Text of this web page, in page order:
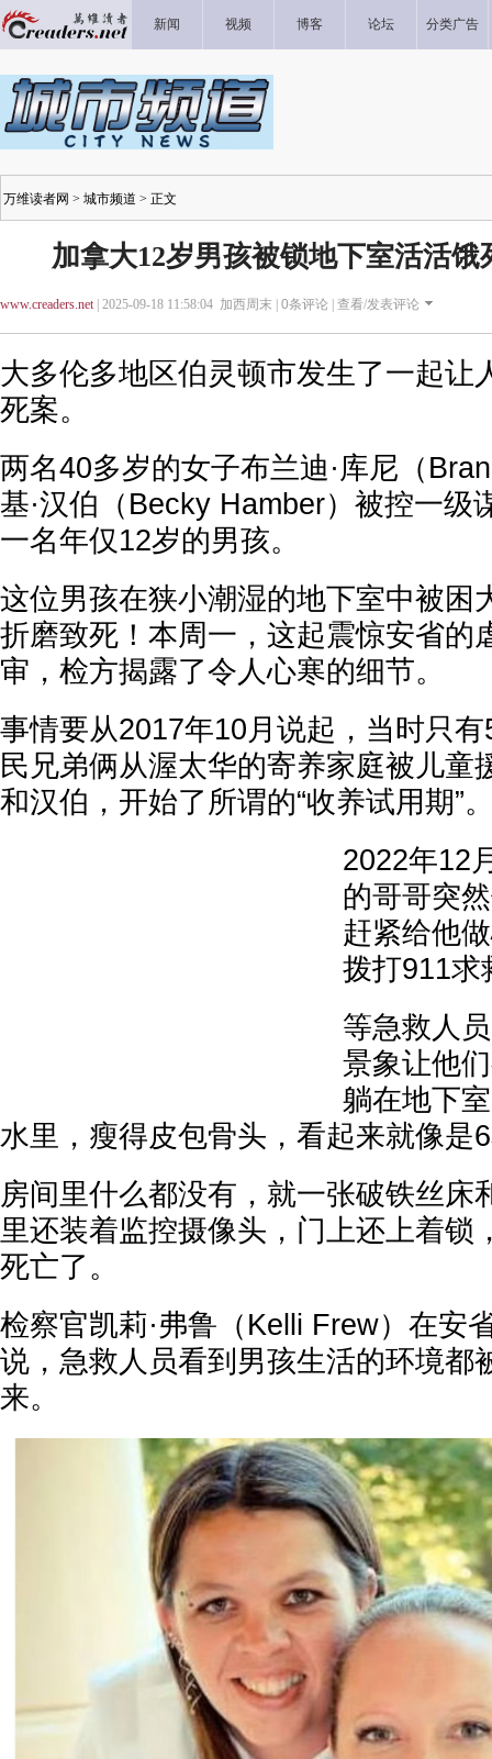
新闻 视频 博客 论坛 分类广告
万维读者网 > 城市频道 > 正文
加拿大12岁男孩被锁地下室活活
www.creaders.net| 2025-09-18 11:58:04 加西周末 | 0条评论 | 查看/发表评论
大多伦多地区伯灵顿市发生了一起让
死案。
两名40多岁的女子布兰迪·库尼（
基·汉伯（Becky Hamber）被控一级
一名年仅12岁的男孩。
这位男孩在狭小潮湿的地下室中被困
折磨致死！本周一，这起震惊安省的
审，检方揭露了令人心寒的细节。
事情要从2017年10月说起，当时只
民兄弟俩从渥太华的寄养家庭被儿童
和汉伯，开始了所谓的“收养试用期”
2022年12
的哥哥突
赶紧给他
拨打911求
等急救人
景象让他
躺在地下
水里，瘦得皮包骨头，看起来就像是
房间里什么都没有，就一张破铁丝床
里还装着监控摄像头，门上还上着锁
死亡了。
检察官凯莉·弗鲁（Kelli Frew）在安
说，急救人员看到男孩生活的环境都
来。